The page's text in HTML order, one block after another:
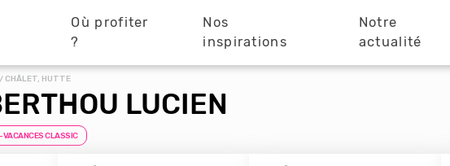
Où profiter
?
Nos
inspirations
Notre
actualité
CHÂLET, HUTTE
LUCIEN
VACANCES CLASSIC